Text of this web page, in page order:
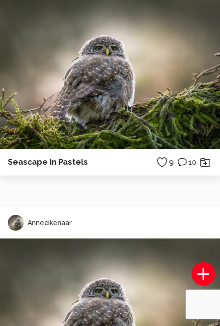
Seascape in Pastels 9 10
Anneeikenaar